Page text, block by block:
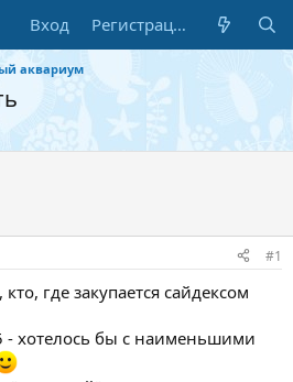
Вход Регистрация
аквариум
#1
где закупается сайдексом
- хотелось бы с наименьшими